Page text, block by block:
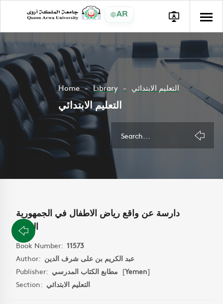
AR
Home Library التعليم الابتدائي
التعليم الابتدائي
دارسة عن واقع رياض الاطفال في الجمهورية
اليمنية
Book Number: 11573
Author: عبد الكريم بن على شرف الدين
Publisher: مطابع الكتاب المدرسي [Yemen]
Section: التعليم الابتدائي